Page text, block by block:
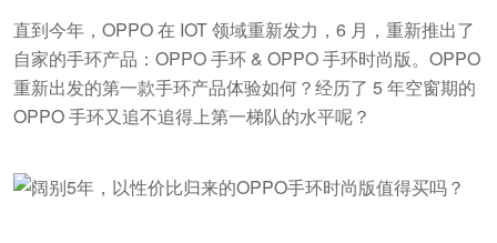
直到今年，OPPO 在 IOT 领域重新发力，6 月，重新推出了
自家的手环产品：OPPO 手环 & OPPO 手环时尚版。OPPO
重新出发的第一款手环产品体验如何？经历了 5 年空窗期的
OPPO 手环又追不追得上第一梯队的水平呢？